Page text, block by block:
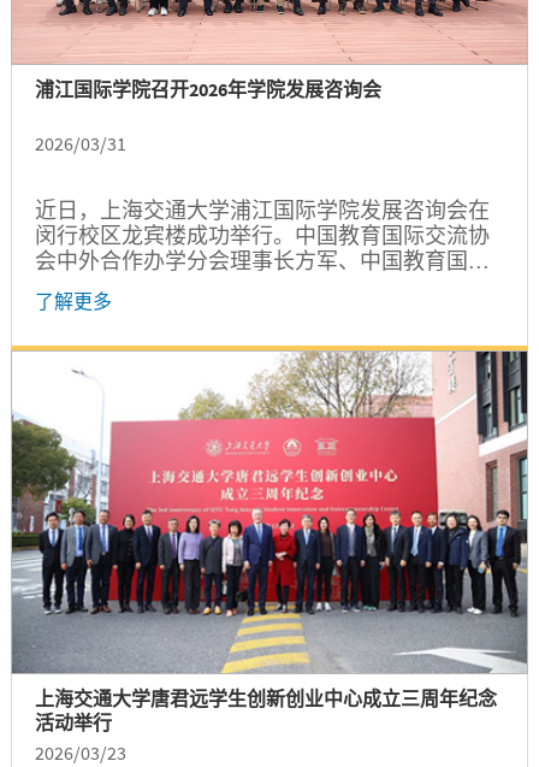
浦江国际学院召开2026年学院发展咨询会
2026/03/31
近日，上海交通大学浦江国际学院发展咨询会在
闵行校区龙宾楼成功举行。中国教育国际交流协
会中外合作办学分会理事长方军、中国教育国际
交流协会常务理事宗瓦，上海交通大学校董、风
和投资董事长吴炯，校务委员会副主任、学院创
杨明，学院原发展顾问理事会理事代表、校友代
表，学院党委书记朱浩瑾、院长王贺升以及领导
班子成员出席会议。会议由朱浩瑾主持。...
了解更多
上海交通大学唐君远学生创新创业中心成立三周年纪念
活动举行
2026/03/23